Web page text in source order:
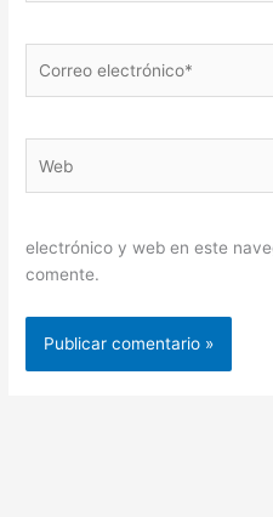
electrónico*
electrónico y web en este
comente.